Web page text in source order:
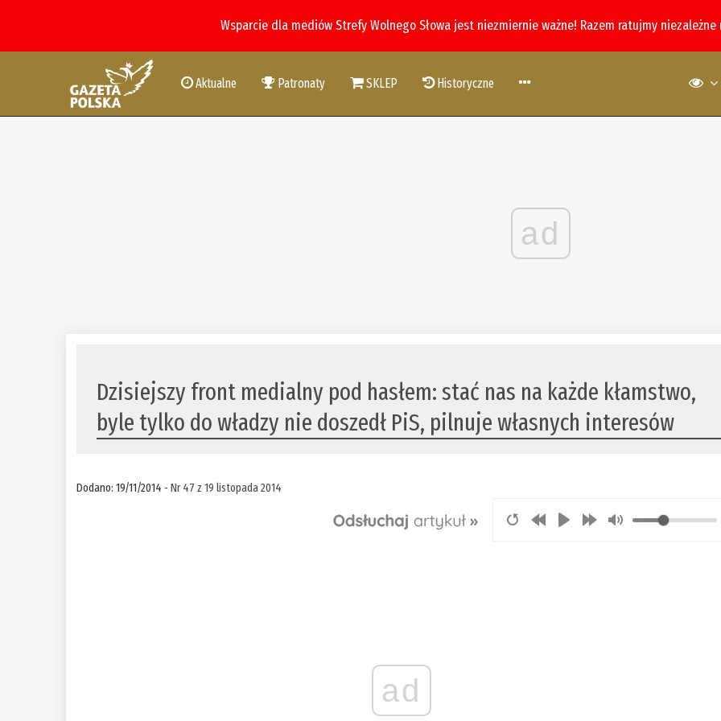
Wsparcie dla mediów Strefy Wolnego Słowa jest niezmiernie ważne! Razem ratujmy
Aktualne Patronaty SKLEP Historyczne
ad
Dzisiejszy front medialny pod hasłem: stać nas na każde kłamstwo,
byle tylko do władzy nie doszedł PiS, pilnuje własnych interesów
Dodano: 19/11/2014 -Nr 47 z 19 listopada 2014
ad